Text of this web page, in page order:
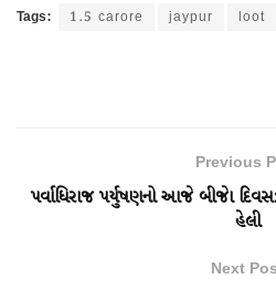
Tags: 1.5 carore jaypur loot
Previous
પર્વાધિરાજ પર્યુષણનો આજે બીજાે
હેલી
Next